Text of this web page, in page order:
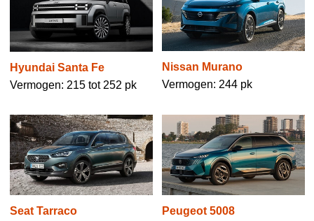
Hyundai Santa Fe
Vermogen: 215 tot 252 pk
Nissan Murano
Vermogen: 244 pk
Seat Tarraco
Peugeot 5008